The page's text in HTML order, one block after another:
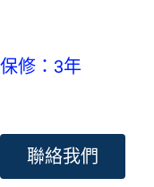
保修：3年
聯絡我們